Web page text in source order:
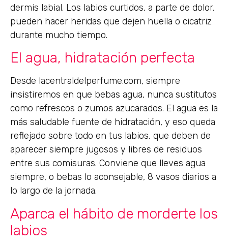
dermis labial. Los labios curtidos, a parte de dolor,
pueden hacer heridas que dejen huella o cicatriz
durante mucho tiempo.
El agua, hidratación perfecta
Desde lacentraldelperfume.com, siempre
insistiremos en que bebas agua, nunca sustitutos
como refrescos o zumos azucarados. El agua es la
más saludable fuente de hidratación, y eso queda
reflejado sobre todo en tus labios, que deben de
aparecer siempre jugosos y libres de residuos
entre sus comisuras. Conviene que lleves agua
siempre, o bebas lo aconsejable, 8 vasos diarios a
lo largo de la jornada.
Aparca el hábito de morderte los
labios